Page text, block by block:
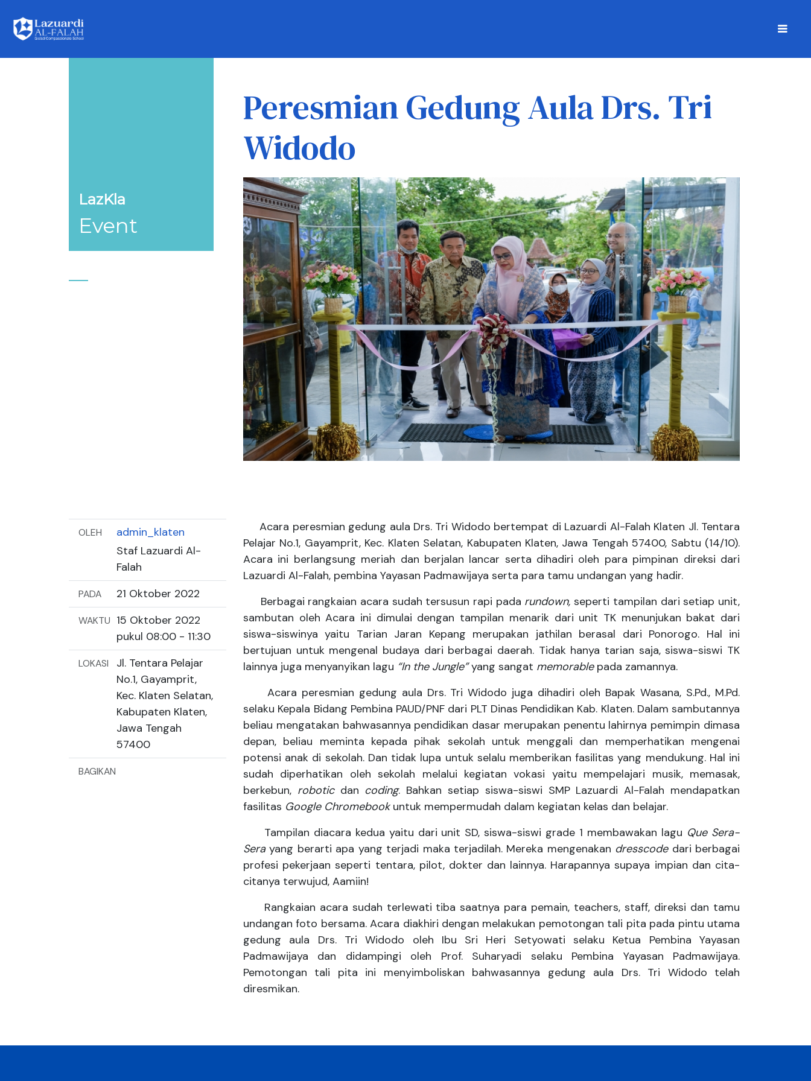
LazKla
Event
Peresmian Gedung Aula Drs. Tri
Widodo
OLEH
admin_klaten
Staf Lazuardi Al-
Falah
PADA 21 Oktober 2022
WAKTU 15 Oktober 2022
pukul 08:00 - 11:30
LOKASI
Jl. Tentara Pelajar
No.1, Gayamprit,
Kec. Klaten Selatan,
Kabupaten Klaten,
Jawa Tengah
57400
BAGIKAN
Acara peresmian gedung aula Drs. Tri Widodo bertempat di Lazuardi Al-Falah Klaten Jl. Tentara
Pelajar No.1, Gayamprit, Kec. Klaten Selatan, Kabupaten Klaten, Jawa Tengah 57400, Sabtu (14/10).
Acara ini berlangsung meriah dan berjalan lancar serta dihadiri oleh para pimpinan direksi dari
Lazuardi Al-Falah, pembina Yayasan Padmawijaya serta para tamu undangan yang hadir.
Berbagai rangkaian acara sudah tersusun rapi pada rundown, seperti tampilan dari setiap unit,
sambutan oleh Acara ini dimulai dengan tampilan menarik dari unit TK menunjukan bakat dari
siswa-siswinya yaitu Tarian Jaran Kepang merupakan jathilan berasal dari Ponorogo. Hal ini
bertujuan untuk mengenal budaya dari berbagai daerah. Tidak hanya tarian saja, siswa-siswi TK
lainnya juga menyanyikan lagu “In the Jungle”yang sangat memorable pada zamannya.
Acara peresmian gedung aula Drs. Tri Widodo juga dihadiri oleh Bapak Wasana, S.Pd., M.Pd.
selaku Kepala Bidang Pembina PAUD/PNF dari PLT Dinas Pendidikan Kab. Klaten. Dalam sambutannya
beliau mengatakan bahwasannya pendidikan dasar merupakan penentu lahirnya pemimpin dimasa
depan, beliau meminta kepada pihak sekolah untuk menggali dan memperhatikan mengenai
potensi anak di sekolah. Dan tidak lupa untuk selalu memberikan fasilitas yang mendukung. Hal ini
sudah diperhatikan oleh sekolah melalui kegiatan vokasi yaitu mempelajari musik, memasak,
berkebun, robotic dan coding. Bahkan setiap siswa-siswi SMP Lazuardi Al-Falah mendapatkan
fasilitas Google Chromebook untuk mempermudah dalam kegiatan kelas dan belajar.
Tampilan diacara kedua yaitu dari unit SD, siswa-siswi grade 1 membawakan lagu Que Sera-
Serayang berarti apa yang terjadi maka terjadilah. Mereka mengenakan dresscode dari berbagai
profesi pekerjaan seperti tentara, pilot, dokter dan lainnya. Harapannya supaya impian dan cita-
citanya terwujud, Aamiin!
Rangkaian acara sudah terlewati tiba saatnya para pemain, teachers, staff, direksi dan tamu
undangan foto bersama. Acara diakhiri dengan melakukan pemotongan tali pita pada pintu utama
gedung aula Drs. Tri Widodo oleh Ibu Sri Heri Setyowati selaku Ketua Pembina Yayasan
Padmawijaya dan didampingi oleh Prof. Suharyadi selaku Pembina Yayasan Padmawijaya.
Pemotongan tali pita ini menyimboliskan bahwasannya gedung aula Drs. Tri Widodo telah
diresmikan.